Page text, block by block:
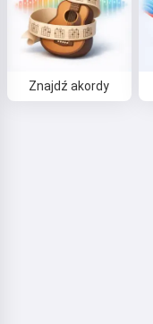
Znajdź akordy